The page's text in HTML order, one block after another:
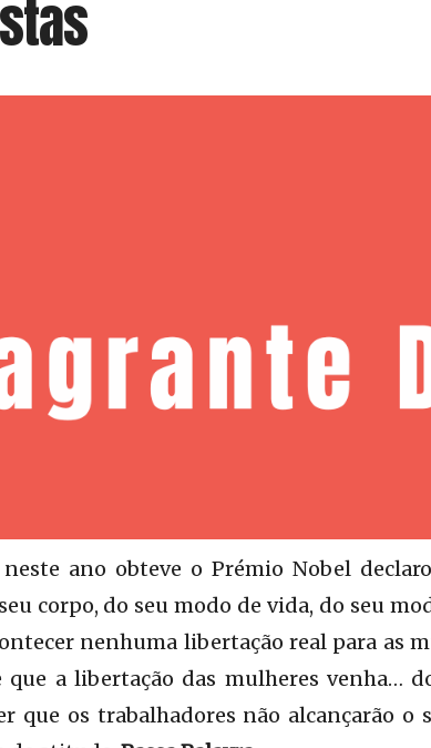
ano obteve o Prémio Nobel
corpo, do seu modo de vida, do seu
nenhuma libertação real para as
a libertação das mulheres venha…
que os trabalhadores não alcançarão o